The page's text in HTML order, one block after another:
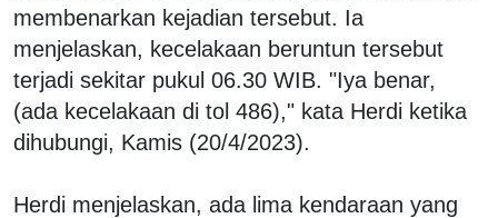
membenarkan kejadian tersebut. Ia
menjelaskan, kecelakaan beruntun tersebut
terjadi sekitar pukul 06.30 WIB. "Iya benar,
(ada kecelakaan di tol 486)," kata Herdi ketika
dihubungi, Kamis (20/4/2023).
Herdi menjelaskan, ada lima kendaraan yang